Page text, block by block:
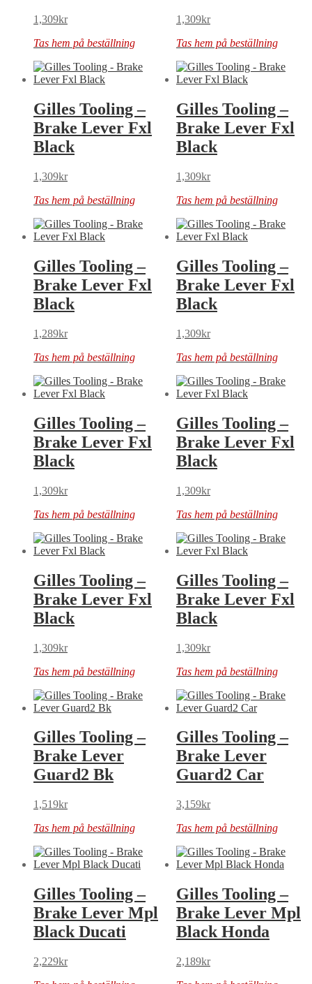
1,309kr
Tas hem på beställning
1,309kr
Tas hem på beställning
Gilles Tooling –
Brake Lever Fxl
Black
1,309kr
Tas hem på beställning
Gilles Tooling –
Brake Lever Fxl
Black
1,309kr
Tas hem på beställning
Gilles Tooling –
Brake Lever Fxl
Black
1,289kr
Tas hem på beställning
Gilles Tooling –
Brake Lever Fxl
Black
1,309kr
Tas hem på beställning
Gilles Tooling –
Brake Lever Fxl
Black
1,309kr
Tas hem på beställning
Gilles Tooling –
Brake Lever Fxl
Black
1,309kr
Tas hem på beställning
Gilles Tooling –
Brake Lever Fxl
Black
1,309kr
Tas hem på beställning
Gilles Tooling –
Brake Lever Fxl
Black
1,309kr
Tas hem på beställning
Gilles Tooling –
Brake Lever
Guard2 Bk
1,519kr
Tas hem på beställning
Gilles Tooling –
Brake Lever
Guard2 Car
3,159kr
Tas hem på beställning
Gilles Tooling –
Brake Lever Mpl
Black Ducati
2,229kr
Gilles Tooling –
Brake Lever Mpl
Black Honda
2,189kr